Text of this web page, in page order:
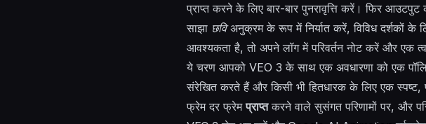
प्राप्त करने के लिए बार-बार पुनरावृत्ति करें। फिर
साझा छविअनुक्रम के रूप में निर्यात करें, विविध दर्शकों के
आवश्यकता है, तो अपने लॉग में परिवर्तन नोट करें और एक
ये चरण आपको VEO 3 के साथ एक अवधारणा को एक
संरेखित करते हैं और किसी भी हितधारक के लिए एक स्पष्ट,
फ्रेम दर फ्रेमप्राप्तकरने वाले सुसंगत परिणामों पर, और